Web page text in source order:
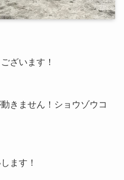
ざいます！
きません！ショウゾウコ
ます！